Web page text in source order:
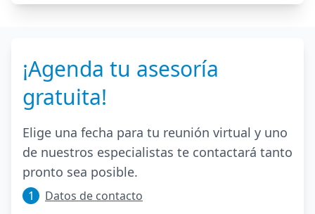
¡Agenda tu asesoría
gratuita!
Elige una fecha para tu reunión virtual y uno
de nuestros especialistas te contactará tanto
pronto sea posible.
1 Datos de contacto